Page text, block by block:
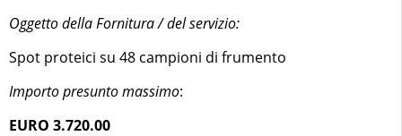
Oggetto della Fornitura / del servizio:
Spot proteici su 48 campioni di frumento
Importo presunto massimo:
EURO 3.720.00